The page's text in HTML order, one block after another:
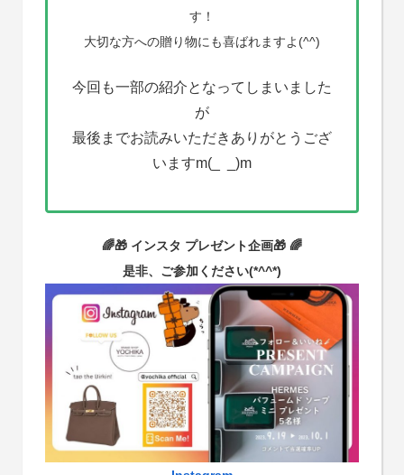
す！
大切な方への贈り物にも喜ばれますよ(^^)
今回も一部の紹介となってしまいました
が
最後までお読みいただきありがとうござ
いますm(_ _)m
🌈🎁 インスタ プレゼント企画🎁 🌈
是非、ご参加ください(*^^*)